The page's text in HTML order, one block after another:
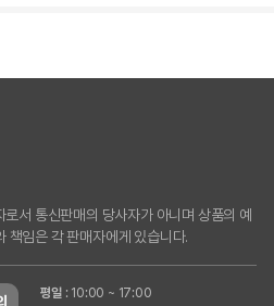
서 통신판매의 당사자가 아니며 상품의 예
책임은 각 판매자에게 있습니다.
평일: 10:00 ~ 17:00